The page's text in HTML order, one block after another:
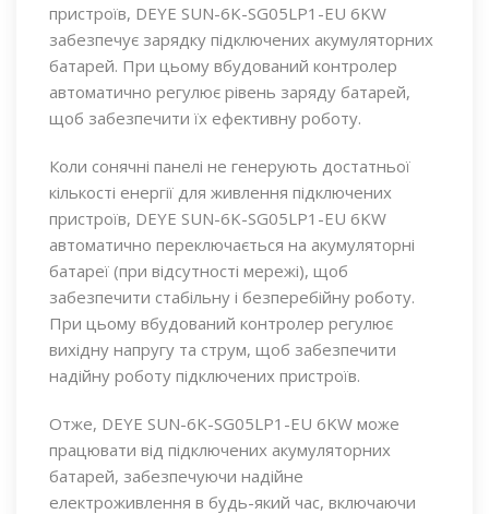
пристроїв, DEYE SUN-6K-SG05LP1-EU 6KW
забезпечує зарядку підключених акумуляторних
батарей. При цьому вбудований контролер
автоматично регулює рівень заряду батарей,
щоб забезпечити їх ефективну роботу.
Коли сонячні панелі не генерують достатньої
кількості енергії для живлення підключених
пристроїв, DEYE SUN-6K-SG05LP1-EU 6KW
автоматично переключається на акумуляторні
батареї (при відсутності мережі), щоб
забезпечити стабільну і безперебійну роботу.
При цьому вбудований контролер регулює
вихідну напругу та струм, щоб забезпечити
надійну роботу підключених пристроїв.
Отже, DEYE SUN-6K-SG05LP1-EU 6KW може
працювати від підключених акумуляторних
батарей, забезпечуючи надійне
електроживлення в будь-який час, включаючи